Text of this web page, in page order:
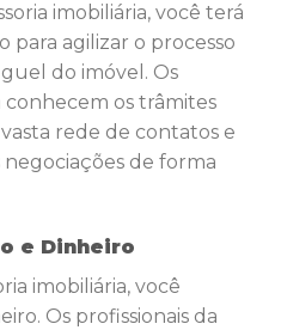
imobiliária, você terá
para agilizar o processo
do imóvel. Os
conhecem os trâmites
vasta rede de contatos e
de forma
e Dinheiro
imobiliária, você
Os profissionais da